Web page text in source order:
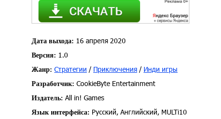
Дата выхода: 16 апреля 2020
Версия: 1.0
Жанр: Стратегии / Приключения / Инди игры
Разработчик: CookieByte Entertainment
Издатель: All in! Games
Язык интерфейса: Русский, Английский, MULTi10